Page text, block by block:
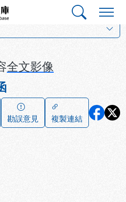
庫
全文影像
勘誤意見
複製連結